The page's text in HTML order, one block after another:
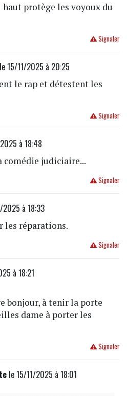
haut protège les voyoux du
Signaler
15/11/2025 à 20:25
le rap et détestent les
Signaler
à 18:48
comédie judiciaire...
Signaler
à 18:33
les réparations.
Signaler
à 18:21
bonjour, à tenir la porte
dame à porter les
Signaler
le 15/11/2025 à 18:01